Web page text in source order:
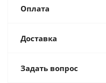
Оплата
Доставка
Задать вопрос